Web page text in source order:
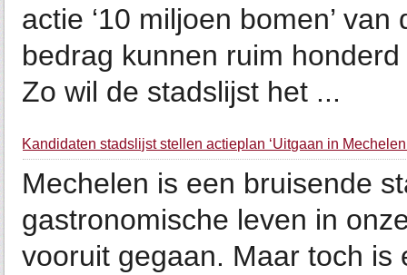
actie ‘10 miljoen bomen’
bedrag kunnen ruim
Zo wil de stadslijst het ...
Kandidaten stadslijst stellen actieplan ‘Uitgaan in
Mechelen is een bruisende
gastronomische leven in
vooruit gegaan. Maar toch